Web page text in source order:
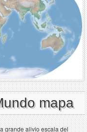
mapa
grande alivio escala del